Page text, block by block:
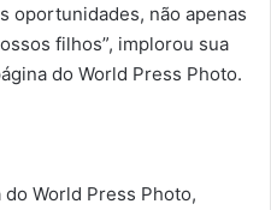
oportunidades, não apenas
filhos”, implorou sua
do World Press Photo.
World Press Photo,